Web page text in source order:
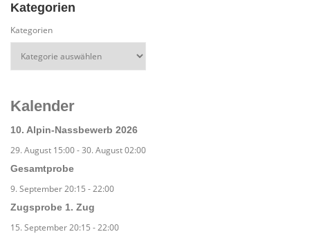
Kategorien
Kategorien
Kalender
10. Alpin-Nassbewerb 2026
29. August 15:00-30. August 02:00
Gesamtprobe
9. September 20:15 -22:00
Zugsprobe 1. Zug
15. September 20:15 -22:00